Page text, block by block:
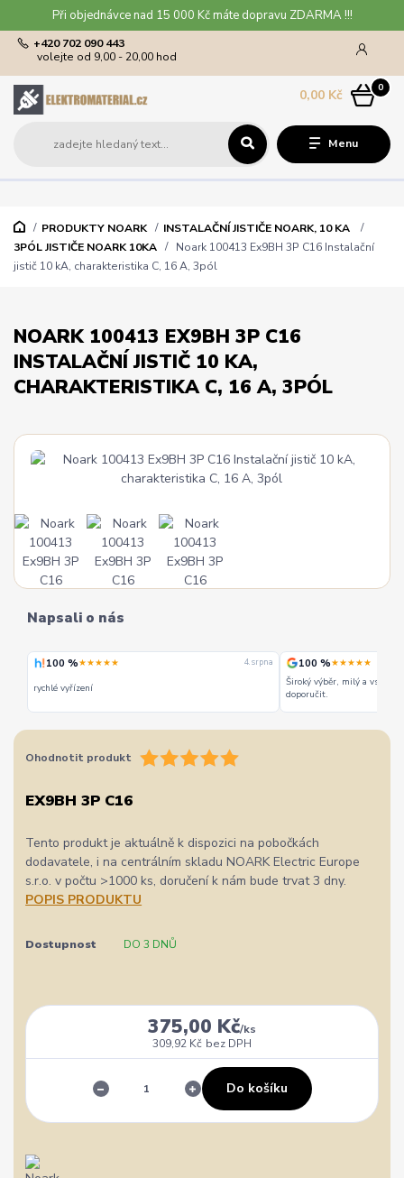
Při objednávce nad 15 000 Kč máte dopravu ZDARMA !!!
Menu
+420 702 090 443
volejte od 9,00 - 20,00 hod
0
0,00 Kč
PRODUKTY NOARK
INSTALAČNÍ JISTIČE NOARK, 10 KA
3PÓL JISTIČE NOARK 10KA
Noark 100413 Ex9BH 3P C16 Instalační
jistič 10 kA, charakteristika C, 16 A, 3pól
NOARK 100413 EX9BH 3P C16
INSTALAČNÍ JISTIČ 10 KA,
CHARAKTERISTIKA C, 16 A, 3PÓL
Napsali o nás
100 %★★★★★ 4. srpna
rychlé vyřízení
100 %★★★★★
Široký výběr, milý a
doporučit.
Ohodnotit produkt
EX9BH 3P C16
Tento produkt je aktuálně k dispozici na pobočkách
dodavatele, i na centrálním skladu NOARK Electric Europe
s.r.o. v počtu >1000 ks, doručení k nám bude trvat 3 dny.
POPIS PRODUKTU
Dostupnost DO 3 DNŮ
375,00 Kč/ks
309,92 Kč bez DPH
Do košíku